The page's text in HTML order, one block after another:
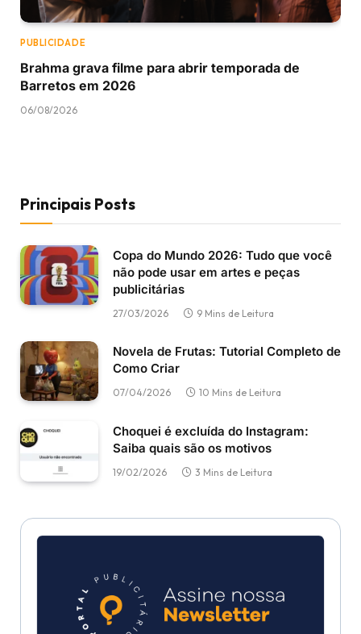
PUBLICIDADE
Brahma grava filme para abrir temporada de
Barretos em 2026
06/08/2026
Principais Posts
Copa do Mundo 2026: Tudo que você
não pode usar em artes e peças
publicitárias
27/03/2026 9 Mins de Leitura
Novela de Frutas: Tutorial Completo de
Como Criar
07/04/2026 10 Mins de Leitura
Choquei é excluída do Instagram:
Saiba quais são os motivos
19/02/2026 3 Mins de Leitura